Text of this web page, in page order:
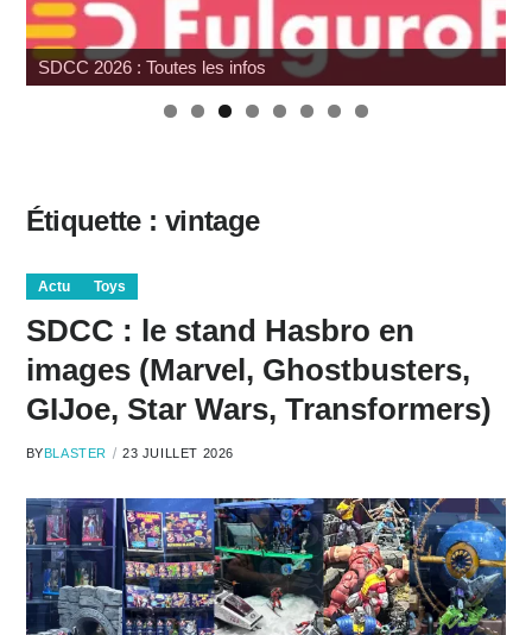
SDCC 2026 : Toutes les infos
Étiquette : vintage
Actu Toys
SDCC : le stand Hasbro en
images (Marvel, Ghostbusters,
GIJoe, Star Wars, Transformers)
BYBLASTER 23 JUILLET 2026